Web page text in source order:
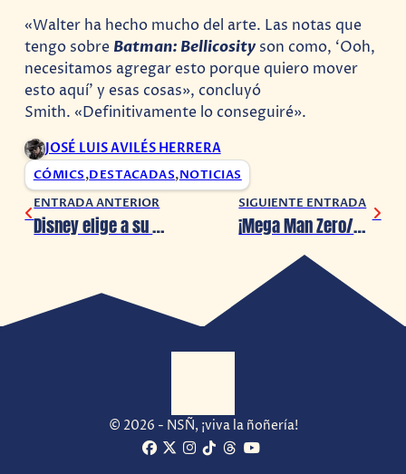
«Walter ha hecho mucho del arte. Las notas que
tengo sobre Batman: Bellicosityson como, ‘Ooh,
necesitamos agregar esto porque quiero mover
esto aquí’ y esas cosas», concluyó
Smith. «Definitivamente lo conseguiré».
JOSÉ LUIS AVILÉS HERRERA
CÓMICS,DESTACADAS,NOTICIAS
ENTRADA ANTERIOR
Disney elige a su nuevo CEO: Bob Chapek
SIGUIENTE ENTRADA
¡Mega Man Zero/ZX Legacy Collection ya está disponible!
© 2026 - NSÑ, ¡viva la ñoñería!